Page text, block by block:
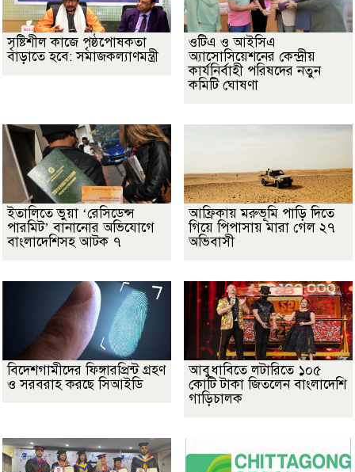
সৃষ্টিশীল কাজে পৃষ্ঠপোষকতা
বাড়াতে হবে: সমাজকল্যাণমন্ত্রী
ওটিএ ও আইসিএ
অ্যাসোসিয়েশনের কেন্দ্রীয়
কার্যনির্বাহী পরিষদের নতুন
কমিটি ঘোষণা
ইতালিতে ভুয়া ‘রেসিডেন্স
পারমিট’ বানানোর অভিযোগে
বাংলাদেশিসহ আটক ৭
আফ্রিকায় মরুভূমি পাড়ি দিতে
গিয়ে পিপাসায় মারা গেল ২৭
অভিবাসী
বিদেশগামীদের ফিঙ্গারপ্রিন্ট গ্রহণ
ও সরবরাহ করছে সিআইডি
আবুধাবিতে লটারিতে ১০৫
কোটি টাকা জিতলেন বাংলাদেশি
গাড়িচালক